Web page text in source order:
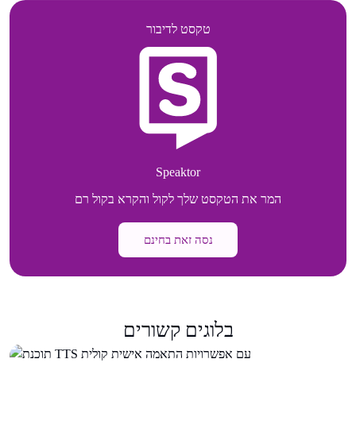
טקסט לדיבור
Speaktor
המר את הטקסט שלך לקול והקרא בקול רם
נסה זאת בחינם
בלוגים קשורים